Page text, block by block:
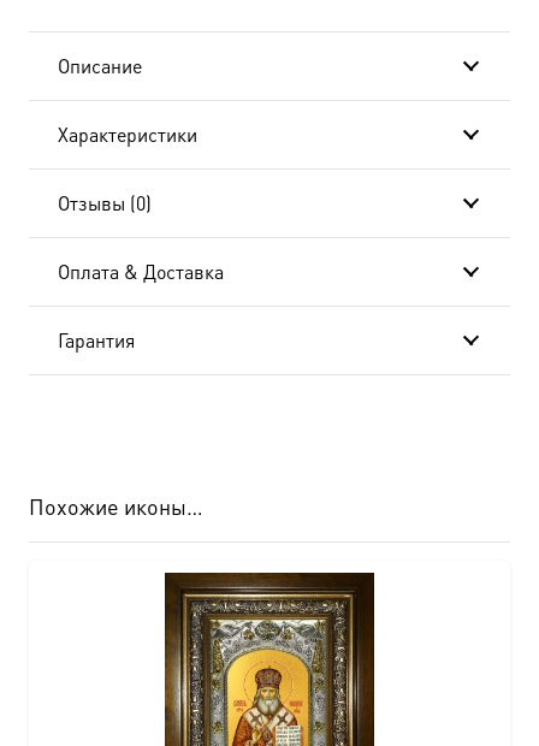
Описание
Характеристики
Отзывы (0)
Оплата & Доставка
Гарантия
Похожие иконы…